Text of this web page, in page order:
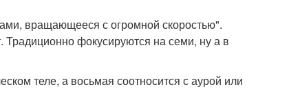
вращающееся с огромной скоростью".
Традиционно фокусируются на семи, ну а в
теле, а восьмая соотносится с аурой или